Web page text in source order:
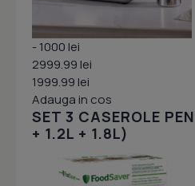
- 1000 lei
2999.99 lei
1999.99 lei
Adauga in cos
SET 3 CASEROLE
+ 1.2L + 1.8L)